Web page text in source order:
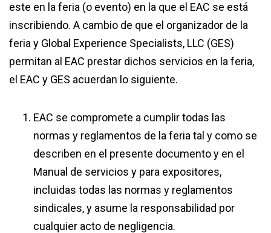
este en la feria (o evento) en la que el EAC se está
inscribiendo. A cambio de que el organizador de la
feria y Global Experience Specialists, LLC (GES)
permitan al EAC prestar dichos servicios en la feria,
el EAC y GES acuerdan lo siguiente.
EAC se compromete a cumplir todas las
normas y reglamentos de la feria tal y como se
describen en el presente documento y en el
Manual de servicios y para expositores,
incluidas todas las normas y reglamentos
sindicales, y asume la responsabilidad por
cualquier acto de negligencia.